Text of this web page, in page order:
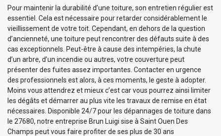
Pour maintenir la durabilité d’une toiture, son entretien régulier est
essentiel. Cela est nécessaire pour retarder considérablement le
vieillissement de votre toit. Cependant, en dehors de la question
d’ancienneté, une toiture peut rencontrer des défauts suite à des
cas exceptionnels. Peut-être à cause des intempéries, la chute
d’un arbre, d’un incendie ou autres, votre couverture peut
présenter des fuites assez importantes. Contacter en urgence
des professionnels est alors, à ces moments, le geste à adopter.
Moins vous attendrez et mieux c’est car vous pourrez ainsi limiter
les dégâts et démarrer au plus vite les travaux de remise en état
nécessaires. Disponible 24/7 pour les dépannages de toiture dans
le 27680, notre entreprise Brun Luigi sise à Saint Ouen Des
Champs peut vous faire profiter de ses plus de 30 ans